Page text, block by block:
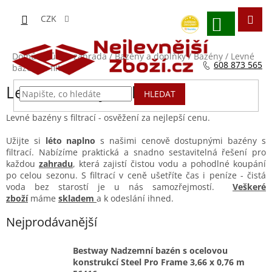
obsah
CZK
HLEDAT
NÁKUPNÍ
KOŠÍK
Domů / Dům a zahrada / Bazény a doplňky / Bazény / Levné
bazény s filtrací
Levné bazény s filtrací
Levné bazény s filtrací - osvěžení za nejlepší cenu.
Užijte si léto naplno s našimi cenově dostupnými bazény s
filtrací. Nabízíme praktická a snadno sestavitelná řešení pro
každou zahradu, která zajistí čistou vodu a pohodlné koupání
po celou sezonu. S filtrací v ceně ušetříte čas i peníze - čistá
voda bez starostí je u nás samozřejmostí. Veškeré
zbožímáme skladem a k odeslání ihned.
Nejprodávanější
Bestway Nadzemní bazén s ocelovou
konstrukcí Steel Pro Frame 3,66 x 0,76 m
608 873 565